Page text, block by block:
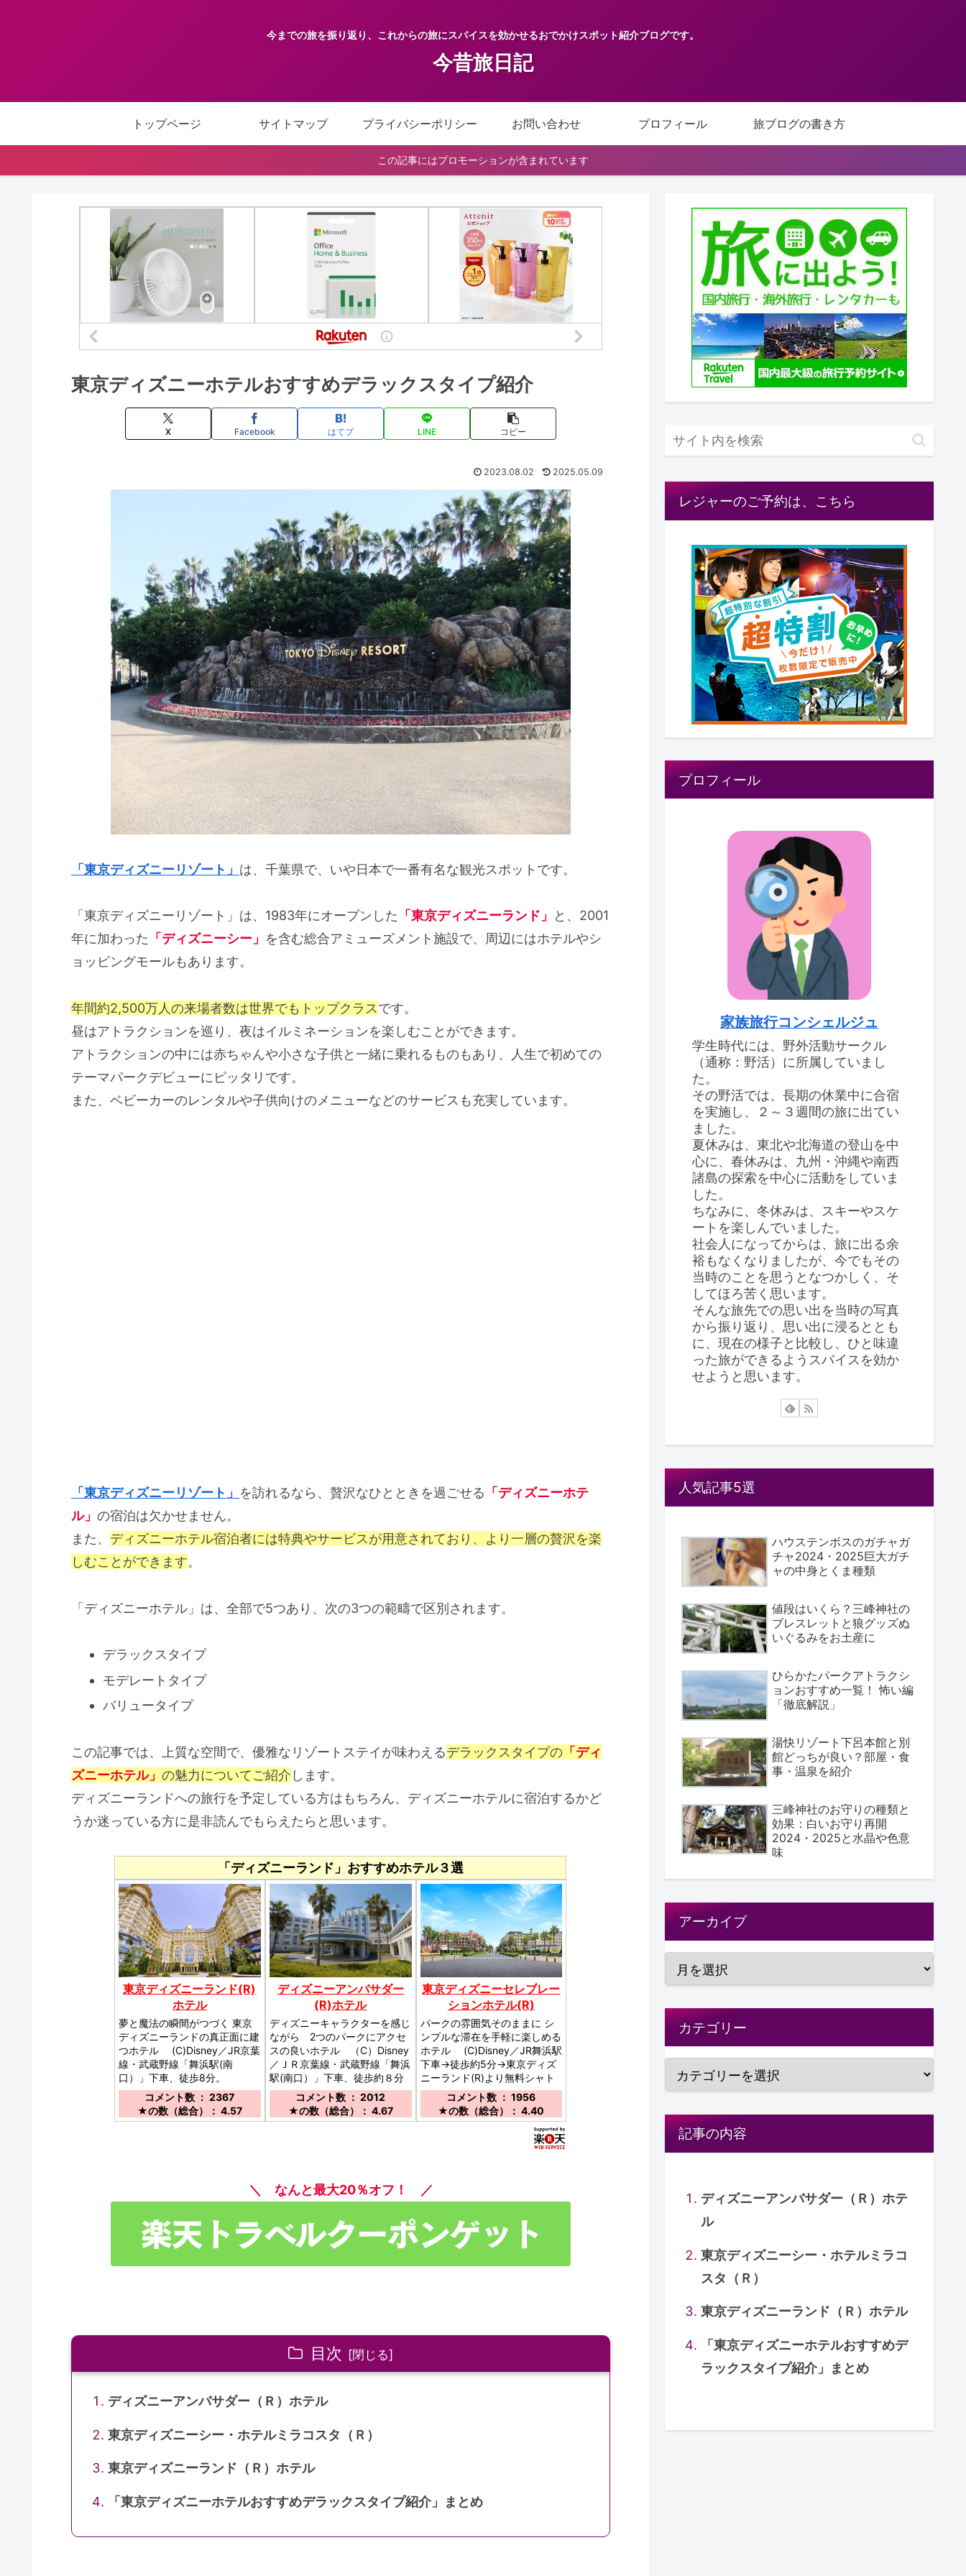
今までの旅を振り返り、これからの旅にスパイスを効かせるおでかけスポット紹介ブログです。
今昔旅日記
トップページ サイトマップ プライバシーポリシー お問い合わせ プロフィール 旅ブログの書き方
この記事にはプロモーションが含まれています
東京ディズニーホテルおすすめデラックスタイプ紹介
X Facebook はてブ LINE コピー
2023.08.02 2025.05.09
「東京ディズニーリゾート」 は、千葉県で、いや日本で一番有名な観光スポットです。
「東京ディズニーリゾート」は、1983年にオープンした 「東京ディズニーランド」
と、2001
年に加わった 「ディズニーシー」 を含む総合アミューズメント施設で、周辺にはホテルやシ
ョッピングモールもあります。
年間約2,500万人の来場者数は世界でもトップクラスです。
昼はアトラクションを巡り、夜はイルミネーションを楽しむことができます。
アトラクションの中には赤ちゃんや小さな子供と一緒に乗れるものもあり、人生で初めての
テーマパークデビューにピッタリです。
また、ベビーカーのレンタルや子供向けのメニューなどのサービスも充実しています。
「東京ディズニーリゾート」 を訪れるなら、贅沢なひとときを過ごせる 「ディズニーホテ
ル」 の宿泊は欠かせません。
また、 ディズニーホテル宿泊者には特典やサービスが用意されており、より一層の贅沢を楽
しむことができます。
「ディズニーホテル」は、全部で5つあり、次の3つの範疇で区別されます。
デラックスタイプ
モデレートタイプ
バリュータイプ
この記事では、上質な空間で、優雅なリゾートステイが味わえるデラックスタイプの 「ディ
ズニーホテル」 の魅力についてご紹介 します。
ディズニーランドへの旅行を予定している方はもちろん、ディズニーホテルに宿泊するかど
うか迷っている方に是非読んでもらえたらと思います。
「ディズニーランド」おすすめホテル３選
東京ディズニーランド(R)
ホテル
夢と魔法の瞬間がつづく 東京
ディズニーランドの真正面に建
つホテル (C)Disney／JR京葉
線・武蔵野線「舞浜駅(南
口）」下車、徒歩8分。
コメント数 ： 2367
★の数（総合）： 4.57
ディズニーアンバサダー
(R)ホテル
ディズニーキャラクターを感じ
ながら 2つのパークにアクセ
スの良いホテル （C）Disney
／ＪＲ京葉線・武蔵野線「舞浜
駅(南口）」下車、徒歩約８分
コメント数 ： 2012
★の数（総合）： 4.67
東京ディズニーセレブレー
ションホテル(R)
パークの雰囲気そのままに シ
ンプルな滞在を手軽に楽しめる
ホテル (C)Disney／JR舞浜駅
下車→徒歩約5分→東京ディズ
ニーランド(R)より無料シャト
ルバスにて約20分※一部所要時
間の異なる便あり
コメント数 ： 1956
★の数（総合）： 4.40
＼ なんと最大20％オフ！ ／
目次
ディズニーアンバサダー（Ｒ）ホテル
東京ディズニーシー・ホテルミラコスタ（Ｒ）
東京ディズニーランド（Ｒ）ホテル
「東京ディズニーホテルおすすめデラックスタイプ紹介」まとめ
レジャーのご予約は、こちら
プロフィール
家族旅行コンシェルジュ
学生時代には、野外活動サークル
（通称：野活）に所属していまし
た。
その野活では、長期の休業中に合宿
を実施し、２～３週間の旅に出てい
ました。
夏休みは、東北や北海道の登山を中
心に、春休みは、九州・沖縄や南西
諸島の探索を中心に活動をしていま
した。
ちなみに、冬休みは、スキーやスケ
ートを楽しんでいました。
社会人になってからは、旅に出る余
裕もなくなりましたが、今でもその
当時のことを思うとなつかしく、そ
してほろ苦く思います。
そんな旅先での思い出を当時の写真
から振り返り、思い出に浸るととも
に、現在の様子と比較し、ひと味違
った旅ができるようスパイスを効か
せようと思います。
人気記事5選
ハウステンボスのガチャガ
チャ2024・2025巨大ガチ
ャの中身とくま種類
値段はいくら？三峰神社の
ブレスレットと狼グッズぬ
いぐるみをお土産に
ひらかたパークアトラクシ
ョンおすすめ一覧！ 怖い編
「徹底解説」
湯快リゾート下呂本館と別
館どっちが良い？部屋・食
事・温泉を紹介
三峰神社のお守りの種類と
効果：白いお守り再開
2024・2025と水晶や色意
味
アーカイブ
カテゴリー
記事の内容
ディズニーアンバサダー（Ｒ）ホテ
ル
東京ディズニーシー・ホテルミラコ
スタ（Ｒ）
東京ディズニーランド（Ｒ）ホテル
「東京ディズニーホテルおすすめデ
ラックスタイプ紹介」まとめ